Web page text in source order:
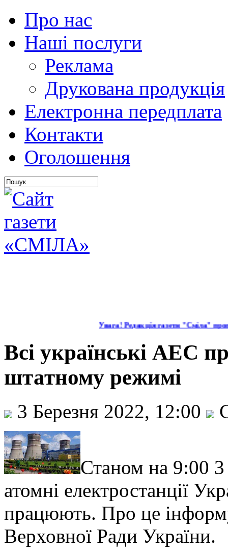
Про нас
Наші послуги
Реклама
Друкована продукція
Електронна передплата
Контакти
Оголошення
Увага! Редакція газети "Сміла"
Всі українські АЕС
штатному режимі
3 Березня 2022, 12:00
Станом на 9:00 3
атомні електростанції
працюють. Про це
Верховної Ради України.